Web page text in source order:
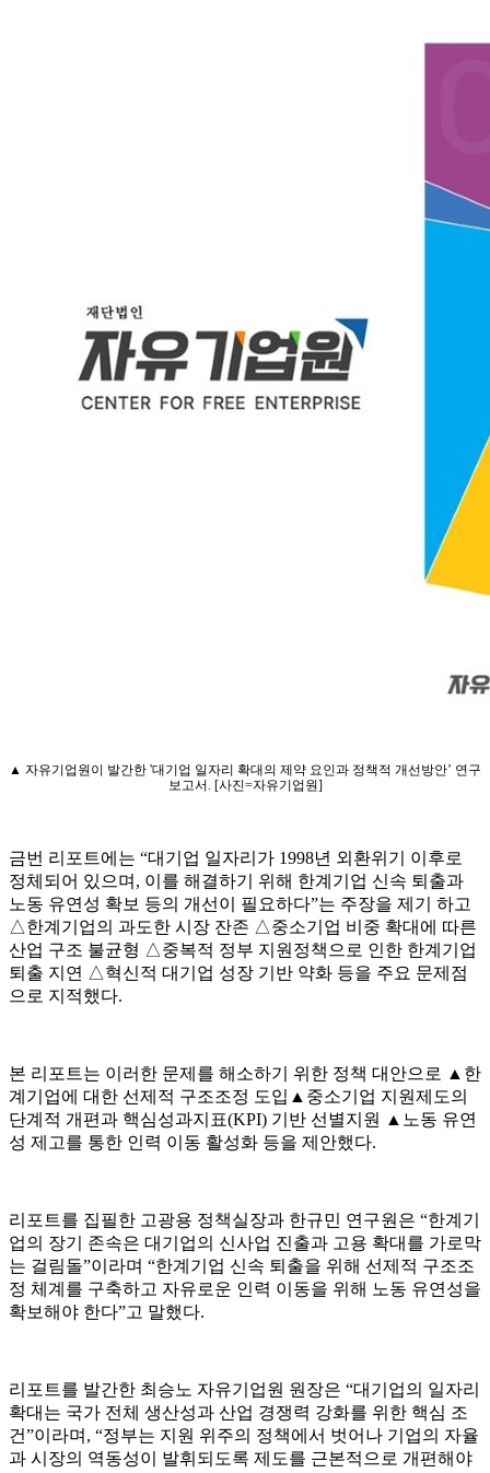
▲ 자유기업원이 발간한 '대기업 일자리 확대의 제약 요인과 정책적 개선방안’ 연구
보고서. [사진=자유기업원]
금번 리포트에는 “대기업 일자리가 1998년 외환위기 이후로
정체되어 있으며, 이를 해결하기 위해 한계기업 신속 퇴출과
노동 유연성 확보 등의 개선이 필요하다”는 주장을 제기 하고
△한계기업의 과도한 시장 잔존 △중소기업 비중 확대에 따른
산업 구조 불균형 △중복적 정부 지원정책으로 인한 한계기업
퇴출 지연 △혁신적 대기업 성장 기반 약화 등을 주요 문제점
으로 지적했다.
본 리포트는 이러한 문제를 해소하기 위한 정책 대안으로 ▲한
계기업에 대한 선제적 구조조정 도입▲중소기업 지원제도의
단계적 개편과 핵심성과지표(KPI) 기반 선별지원 ▲노동 유연
성 제고를 통한 인력 이동 활성화 등을 제안했다.
리포트를 집필한 고광용 정책실장과 한규민 연구원은 “한계기
업의 장기 존속은 대기업의 신사업 진출과 고용 확대를 가로막
는 걸림돌”이라며 “한계기업 신속 퇴출을 위해 선제적 구조조
정 체계를 구축하고 자유로운 인력 이동을 위해 노동 유연성을
확보해야 한다”고 말했다.
리포트를 발간한 최승노 자유기업원 원장은 “대기업의 일자리
확대는 국가 전체 생산성과 산업 경쟁력 강화를 위한 핵심 조
건”이라며, “정부는 지원 위주의 정책에서 벗어나 기업의 자율
과 시장의 역동성이 발휘되도록 제도를 근본적으로 개편해야